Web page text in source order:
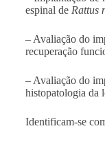
espinal de Rattus
– Avaliação do
recuperação
– Avaliação do
histopatologia da
Identificam-se